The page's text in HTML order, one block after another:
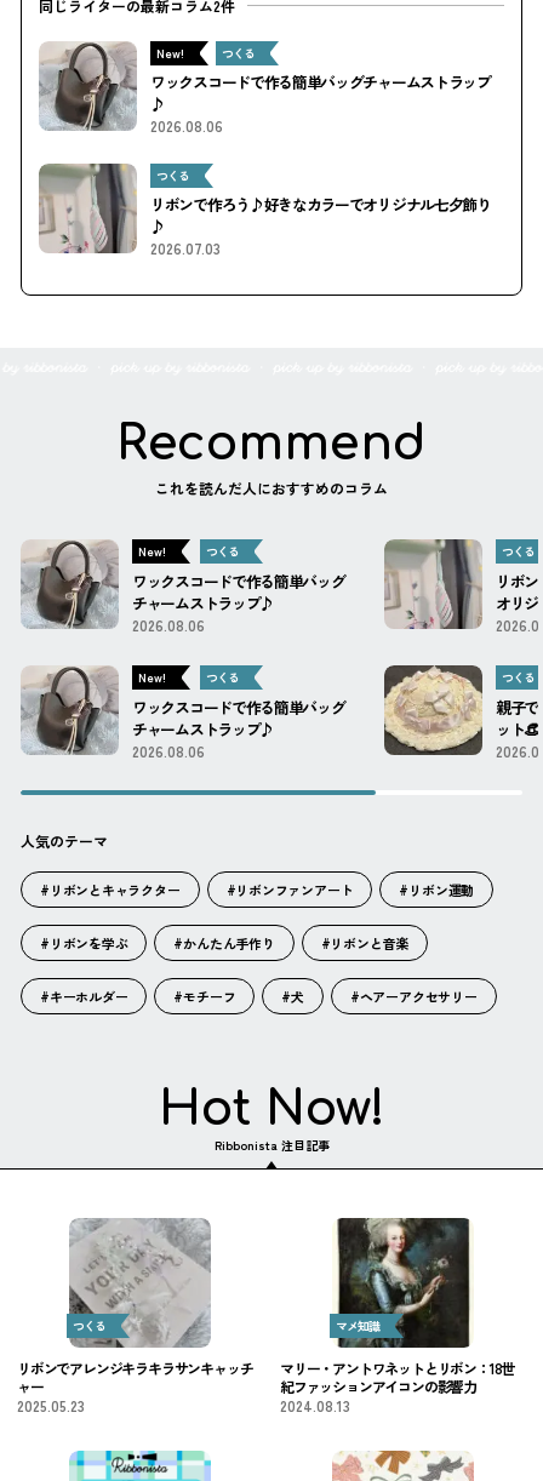
同じライターの最新コラム2件
New! つくる
ワックスコードで作る簡単バッグチャームストラップ
♪
2026.08.06
つくる
リボンで作ろう♪好きなカラーでオリジナル七夕飾り
♪
2026.07.03
Recommend
これを読んだ人におすすめのコラム
New! つくる
ワックスコードで作る簡単バッグ
チャームストラップ♪
2026.08.06
つくる
リボ
オリ
New! つくる
ワックスコードで作る簡単バッグ
チャームストラップ♪
2026.08.06
つくる
親子で
ット👒
人気のテーマ
#リボンとキャラクター #リボンファンアート #リボン運動
#リボンを学ぶ #かんたん手作り #リボンと音楽
#キーホルダー #モチーフ #犬 #ヘアーアクセサリー
Hot Now!
Ribbonista 注目記事
つくる
リボンでアレンジキラキラサンキャッチ
ャー
2025.05.23
マメ知識
マリー・アントワネットとリボン：18世
紀ファッションアイコンの影響力
2024.08.13